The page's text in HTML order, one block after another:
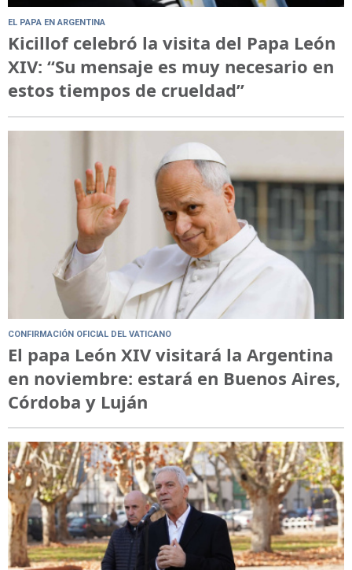
EL PAPA EN ARGENTINA
Kicillof celebró la visita del Papa León
XIV: “Su mensaje es muy necesario en
estos tiempos de crueldad”
CONFIRMACIÓN OFICIAL DEL VATICANO
El papa León XIV visitará la Argentina
en noviembre: estará en Buenos Aires,
Córdoba y Luján